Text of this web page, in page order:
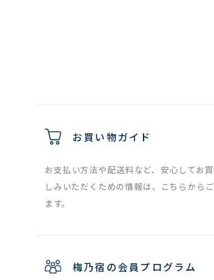
お買い物ガイド
お支払い方法や配送料など、安心してお
しみいただくための情報は、こちらから
ます。
梅乃宿の会員プログラム